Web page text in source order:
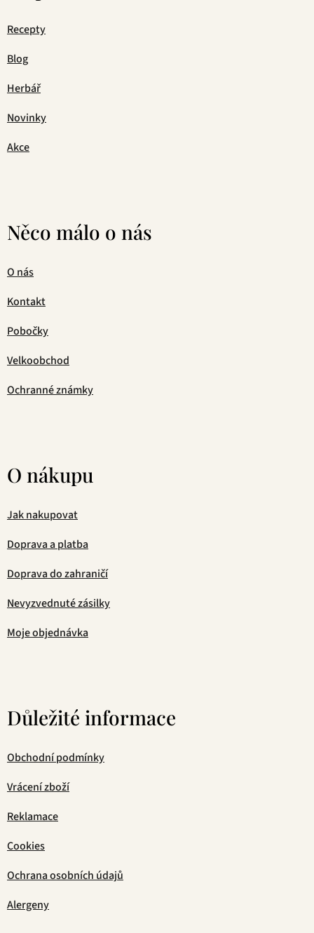
Recepty
Blog
Herbář
Novinky
Akce
Něco málo o nás
O nás
Kontakt
Pobočky
Velkoobchod
Ochranné známky
O nákupu
Jak nakupovat
Doprava a platba
Doprava do zahraničí
Nevyzvednuté zásilky
Moje objednávka
Důležité informace
Obchodní podmínky
Vrácení zboží
Reklamace
Cookies
Ochrana osobních údajů
Alergeny